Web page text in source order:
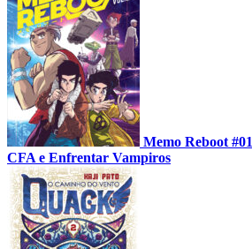
Memo Reboot #01
CFA e Enfrentar Vampiros